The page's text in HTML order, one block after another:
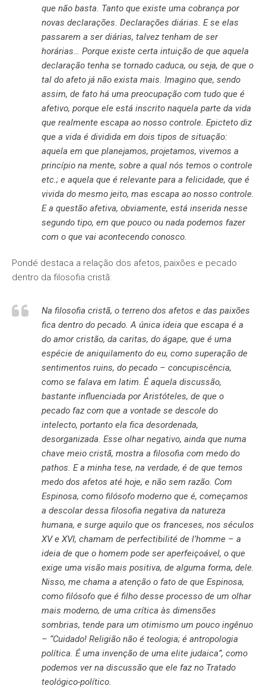
que não basta. Tanto que existe uma cobrança por
novas declarações. Declarações diárias. E se elas
passarem a ser diárias, talvez tenham de ser
horárias… Porque existe certa intuição de que aquela
declaração tenha se tornado caduca, ou seja, de que o
tal do afeto já não exista mais. Imagino que, sendo
assim, de fato há uma preocupação com tudo que é
afetivo, porque ele está inscrito naquela parte da vida
que realmente escapa ao nosso controle. Epicteto diz
que a vida é dividida em dois tipos de situação:
aquela em que planejamos, projetamos, vivemos a
princípio na mente, sobre a qual nós temos o controle
etc.; e aquela que é relevante para a felicidade, que é
vivida do mesmo jeito, mas escapa ao nosso controle.
E a questão afetiva, obviamente, está inserida nesse
segundo tipo, em que pouco ou nada podemos fazer
com o que vai acontecendo conosco.
Pondé destaca a relação dos afetos, paixões e pecado
dentro da filosofia cristã:
Na filosofia cristã, o terreno dos afetos e das paixões
fica dentro do pecado. A única ideia que escapa é a
do amor cristão, da caritas, do ágape, que é uma
espécie de aniquilamento do eu, como superação de
sentimentos ruins, do pecado – concupiscência,
como se falava em latim. É aquela discussão,
bastante influenciada por Aristóteles, de que o
pecado faz com que a vontade se descole do
intelecto, portanto ela fica desordenada,
desorganizada. Esse olhar negativo, ainda que numa
chave meio cristã, mostra a filosofia com medo do
pathos. E a minha tese, na verdade, é de que temos
medo dos afetos até hoje, e não sem razão. Com
Espinosa, como filósofo moderno que é, começamos
a descolar dessa filosofia negativa da natureza
humana, e surge aquilo que os franceses, nos séculos
XV e XVI, chamam de perfectibilité de l’homme – a
ideia de que o homem pode ser aperfeiçoável, o que
exige uma visão mais positiva, de alguma forma, dele.
Nisso, me chama a atenção o fato de que Espinosa,
como filósofo que é filho desse processo de um olhar
mais moderno, de uma crítica às dimensões
sombrias, tende para um otimismo um pouco ingênuo
– “Cuidado! Religião não é teologia; é antropologia
política. É uma invenção de uma elite judaica”, como
podemos ver na discussão que ele faz no Tratado
teológico-político.